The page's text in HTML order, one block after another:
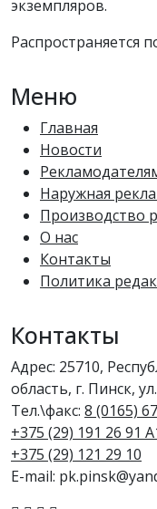
экземпляров.
Распространяется
Меню
Главная
Новости
Наружная
Производство
О нас
Контакты
Политика
Контакты
Адрес: 25710,
область, г. Пинск,
Тел.\факс: 8 (0165)
+375 (29) 191 26 91
+375 (29) 121 29 10
E-mail: